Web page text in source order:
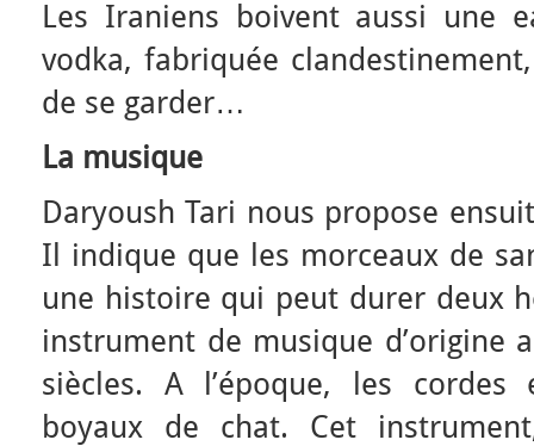
Les Iraniens boivent aussi une
vodka, fabriquée
de se garder…
La musique
Daryoush Tari nous propose
Il indique que les morceaux de
une histoire qui peut durer deux
instrument de musique d’origine
siècles. A l’époque, les
boyaux de chat. Cet